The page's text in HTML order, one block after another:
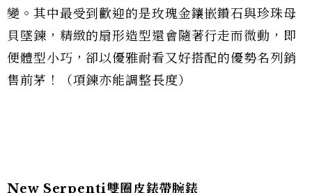
變。其中最受到歡迎的是玫瑰金鑲嵌鑽石與珍珠母
貝墜鍊，精緻的扇形造型還會隨著行走而微動，即
便體型小巧，卻以優雅耐看又好搭配的優勢名列銷
售前茅！（項鍊亦能調整長度）
New Serpenti雙圈皮錶帶腕錶